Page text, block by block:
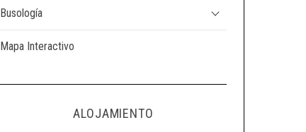
Busología
Mapa Interactivo
ALOJAMIENTO